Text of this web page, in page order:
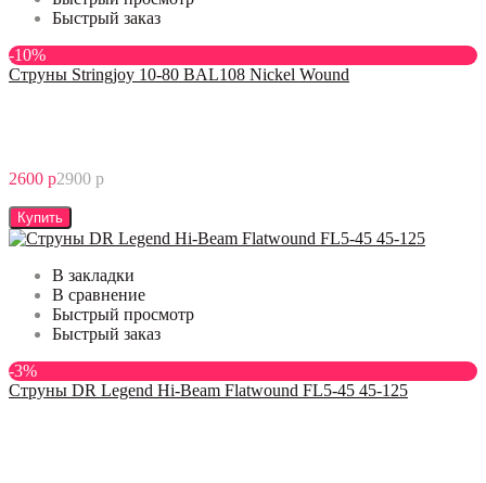
Быстрый заказ
-10%
Струны Stringjoy 10-80 BAL108 Nickel Wound
2600 р2900 р
Купить
В закладки
В сравнение
Быстрый просмотр
Быстрый заказ
-3%
Струны DR Legend Hi-Beam Flatwound FL5-45 45-125